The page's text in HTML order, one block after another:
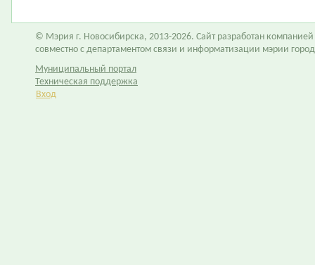
© Мэрия г. Новосибирска, 2013-2026. Сайт разработан компанией
совместно с департаментом связи и информатизации мэрии
Муниципальный портал
Техническая поддержка
Вход